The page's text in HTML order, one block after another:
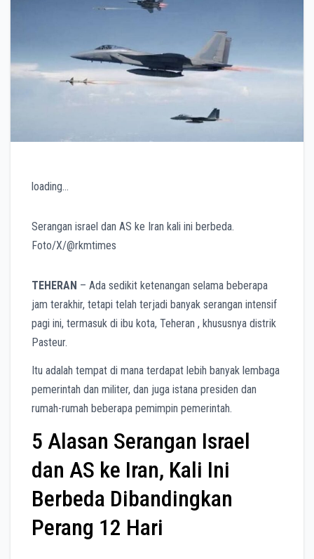
loading…
Serangan israel dan AS ke Iran kali ini berbeda.
Foto/X/@rkmtimes
TEHERAN – Ada sedikit ketenangan selama beberapa
jam terakhir, tetapi telah terjadi banyak serangan intensif
pagi ini, termasuk di ibu kota, Teheran , khususnya distrik
Pasteur.
Itu adalah tempat di mana terdapat lebih banyak lembaga
pemerintah dan militer, dan juga istana presiden dan
rumah-rumah beberapa pemimpin pemerintah.
5 Alasan Serangan Israel
dan AS ke Iran, Kali Ini
Berbeda Dibandingkan
Perang 12 Hari